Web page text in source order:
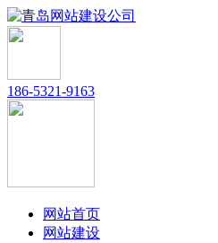
186-5321-9163
网站首页
网站建设